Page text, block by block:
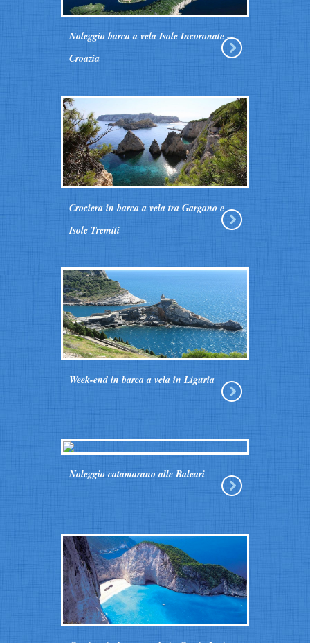
Noleggio barca a vela Isole Incoronate -
Croazia
Crociera in barca a vela tra Gargano e
Isole Tremiti
Week-end in barca a vela in Liguria
Noleggio catamarano alle Baleari